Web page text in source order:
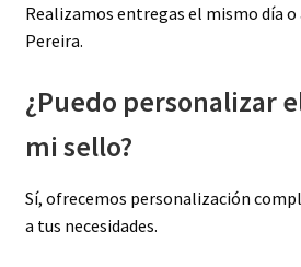
Realizamos entregas el mismo día
Pereira.
¿Puedo personalizar
mi sello?
Sí, ofrecemos personalización
a tus necesidades.